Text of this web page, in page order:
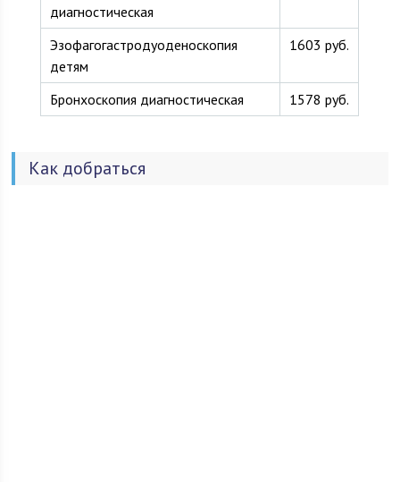
диагностическая
Эзофагогастродуоденоскопия
детям
1603 руб.
Бронхоскопия диагностическая 1578 руб.
Как добраться